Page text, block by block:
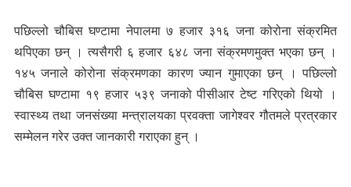
पछिल्लो चौबिस घण्टामा नेपालमा ७ हजार ३१६ जना कोरोना संक्रमित
थपिएका छन् । त्यसैगरी ६ हजार ६४८ जना संक्रमणमुक्त भएका छन् ।
१४५ जनाले कोरोना संक्रमणका कारण ज्यान गुमाएका छन् । पछिल्लो
चौबिस घण्टामा १९ हजार ५३९ जनाको पीसीआर टेष्ट गरिएको थियो ।
स्वास्थ्य तथा जनसंख्या मन्त्रालयका प्रवक्ता जागेश्वर गौतमले प्रत्रकार
सम्मेलन गरेर उक्त जानकारी गराएका हुन् ।